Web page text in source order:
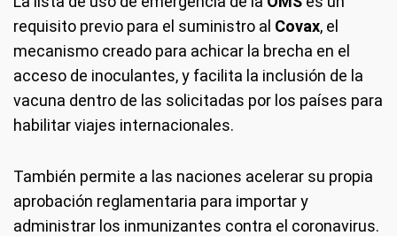
requisito previo para el suministro al Covax, el
mecanismo creado para achicar la brecha en el
acceso de inoculantes, y facilita la inclusión de la
vacuna dentro de las solicitadas por los países para
habilitar viajes internacionales.
También permite a las naciones acelerar su propia
aprobación reglamentaria para importar y
administrar los inmunizantes contra el coronavirus.